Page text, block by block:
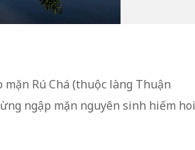
Rú Chá (thuộc làng Thuận
ngập mặn nguyên sinh hiếm hoi